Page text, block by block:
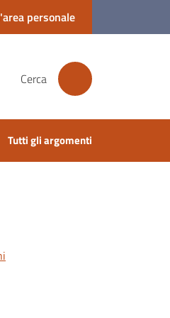
personale
Cerca
Tutti gli argomenti